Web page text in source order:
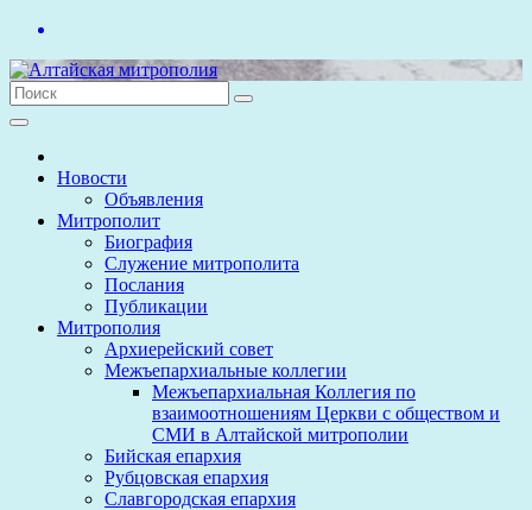
Перейти
содержимому
Новости
Объявления
Митрополит
Биография
Служение митрополита
Послания
Публикации
Митрополия
Архиерейский совет
Межъепархиальные коллегии
Межъепархиальная Коллегия по
взаимоотношениям Церкви с обществом и
СМИ в Алтайской митрополии
Бийская епархия
Рубцовская епархия
Славгородская епархия